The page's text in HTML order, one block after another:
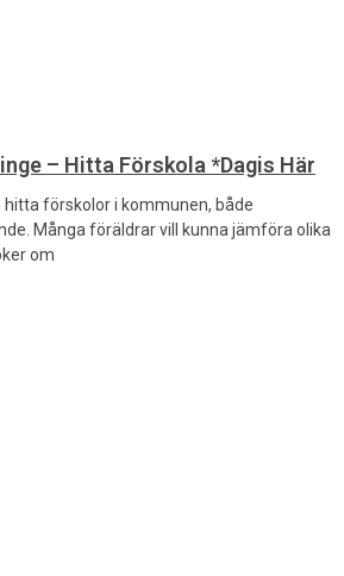
– Hitta Förskola *Dagis Här
hitta förskolor i kommunen, både
Många föräldrar vill kunna jämföra olika
om